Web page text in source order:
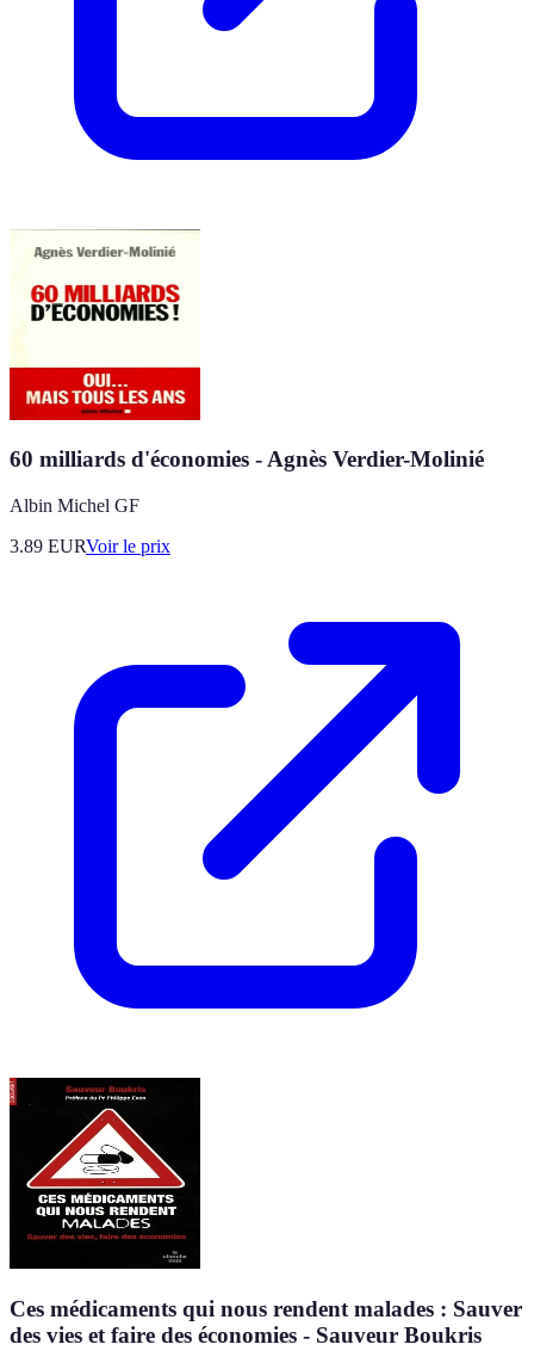
60 milliards d'économies - Agnès Verdier-Molinié
Albin Michel GF
3.89 EURVoir le prix
Ces médicaments qui nous rendent malades : Sauver
des vies et faire des économies - Sauveur Boukris